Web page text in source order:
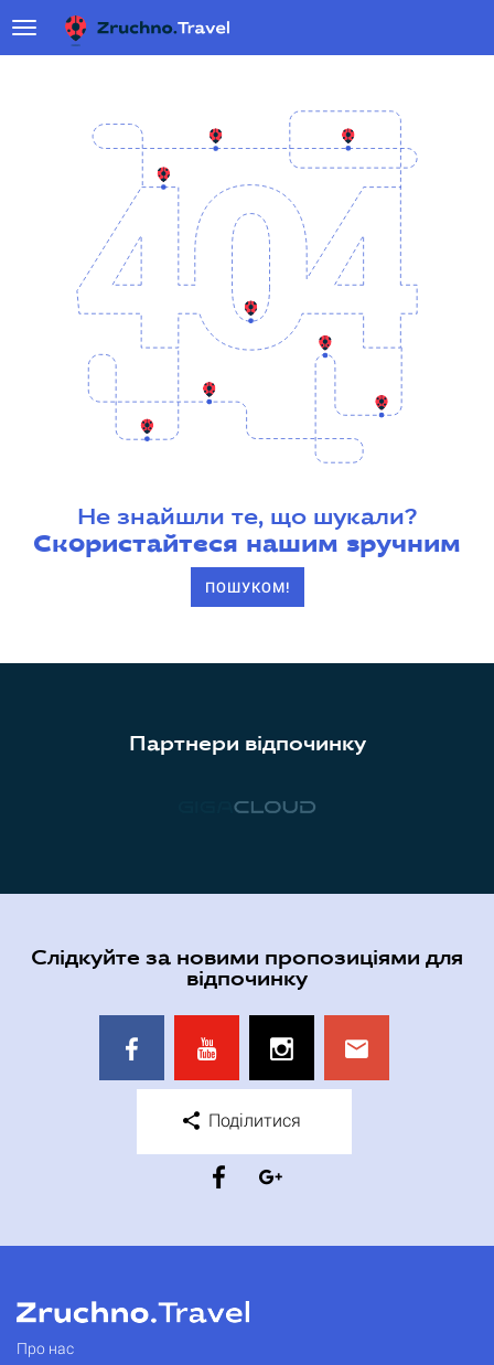
Не знайшли те, що шукали?
Скористайтеся нашим зручним
ПОШУКОМ!
Партнери відпочинку
Слідкуйте за новими пропозиціями для
відпочинку
Поділитися
Про нас